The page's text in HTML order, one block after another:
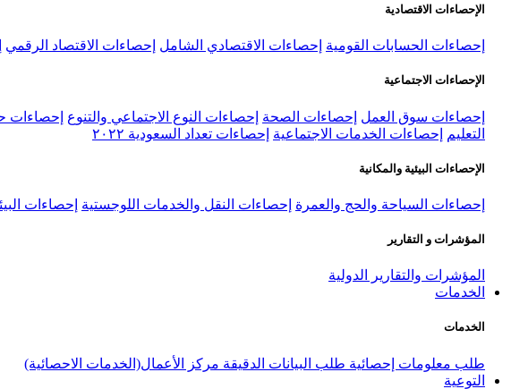
الإحصاءات الاقتصادية
إحصاءات الحسابات القومية إحصاءات الاقتصادي الشامل إحصاءات الاقتصاد الرقمي
الإحصاءات الاجتماعية
إحصاءات سوق العمل إحصاءات الصحة إحصاءات النوع الاجتماعي والتنوع إحصاءات
التعليم
إحصاءات الخدمات الاجتماعية إحصاءات تعداد السعودية ٢٠٢٢
الإحصاءات البيئية والمكانية
إحصاءات السياحة والحج والعمرة إحصاءات النقل والخدمات اللوجستية إحصاءات
المؤشرات و التقارير
المؤشرات والتقارير الدولية
الخدمات
الخدمات
طلب معلومات إحصائية طلب البيانات الدقيقة مركز الأعمال(الخدمات الاحصائية)
التوعية